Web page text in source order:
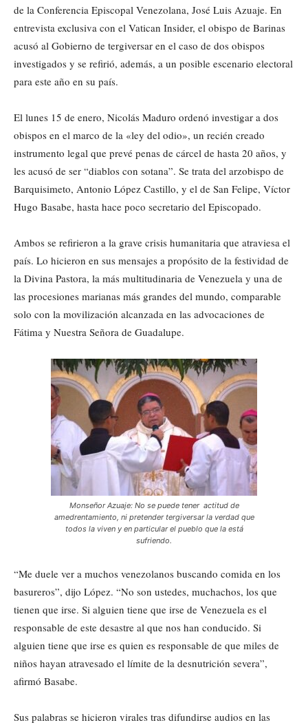
de la Conferencia Episcopal Venezolana, José Luis Azuaje. En
entrevista exclusiva con el Vatican Insider, el obispo de Barinas
acusó al Gobierno de tergiversar en el caso de dos obispos
investigados y se refirió, además, a un posible escenario electoral
para este año en su país.
El lunes 15 de enero, Nicolás Maduro ordenó investigar a dos
obispos en el marco de la «ley del odio», un recién creado
instrumento legal que prevé penas de cárcel de hasta 20 años, y
les acusó de ser “diablos con sotana”. Se trata del arzobispo de
Barquisimeto, Antonio López Castillo, y el de San Felipe, Víctor
Hugo Basabe, hasta hace poco secretario del Episcopado.
Ambos se refirieron a la grave crisis humanitaria que atraviesa el
país. Lo hicieron en sus mensajes a propósito de la festividad de
la Divina Pastora, la más multitudinaria de Venezuela y una de
las procesiones marianas más grandes del mundo, comparable
solo con la movilización alcanzada en las advocaciones de
Fátima y Nuestra Señora de Guadalupe.
Monseñor Azuaje: No se puede tener actitud de
amedrentamiento, ni pretender tergiversar la verdad que
todos la viven y en particular el pueblo que la está
sufriendo.
“Me duele ver a muchos venezolanos buscando comida en los
basureros”, dijo López. “No son ustedes, muchachos, los que
tienen que irse. Si alguien tiene que irse de Venezuela es el
responsable de este desastre al que nos han conducido. Si
alguien tiene que irse es quien es responsable de que miles de
niños hayan atravesado el límite de la desnutrición severa”,
afirmó Basabe.
Sus palabras se hicieron virales tras difundirse audios en las